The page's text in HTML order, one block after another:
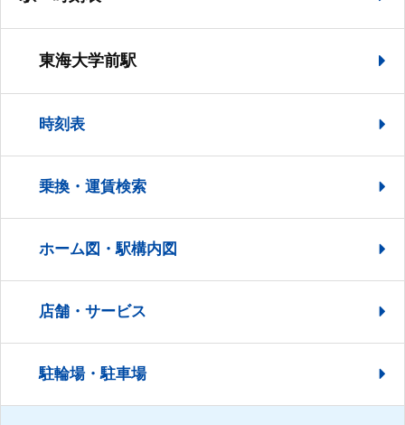
東海大学前駅
時刻表
乗換・運賃検索
ホーム図・駅構内図
店舗・サービス
駐輪場・駐車場